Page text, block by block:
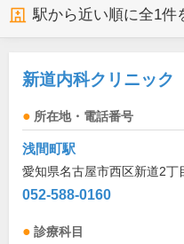
駅から近い順に全1件
新道内科クリニック
所在地・電話番号
浅間町駅
愛知県名古屋市西区新道2丁
052-588-0160
診療科目